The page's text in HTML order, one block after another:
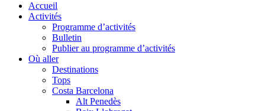
Accueil
Activités
Programme d’activités
Bulletin
Publier au programme d’activités
Où aller
Destinations
Tops
Costa Barcelona
Alt Penedès